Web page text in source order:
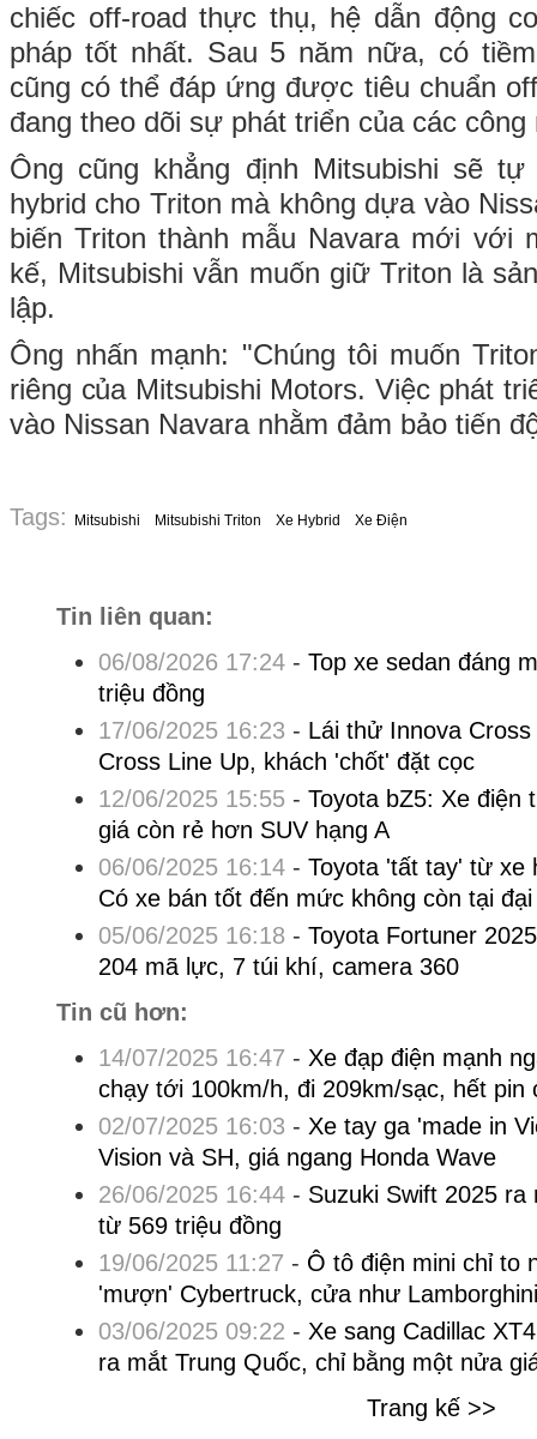
chiếc off-road thực thụ, hệ dẫn động
pháp tốt nhất. Sau 5 năm nữa, có
cũng có thể đáp ứng được tiêu chuẩn
đang theo dõi sự phát triển của các công
Ông cũng khẳng định Mitsubishi sẽ
hybrid cho Triton mà không dựa vào
biến Triton thành mẫu Navara mới với
kế, Mitsubishi vẫn muốn giữ Triton là
lập.
Ông nhấn mạnh: "Chúng tôi muốn
riêng của Mitsubishi Motors. Việc phát
vào Nissan Navara nhằm đảm bảo tiến
Tags: Mitsubishi Mitsubishi Triton Xe Hybrid Xe Điện
Tin liên quan:
06/08/2026 17:24- Top xe sedan đáng
triệu đồng
17/06/2025 16:23 - Lái thử Innova
Cross Line Up, khách 'chốt' đặt cọc
12/06/2025 15:55- Toyota bZ5: Xe điện
giá còn rẻ hơn SUV hạng A
06/06/2025 16:14- Toyota 'tất tay' từ xe
Có xe bán tốt đến mức không còn tại đại
05/06/2025 16:18 - Toyota Fortuner
204 mã lực, 7 túi khí, camera 360
Tin cũ hơn:
14/07/2025 16:47 - Xe đạp điện mạnh
chạy tới 100km/h, đi 209km/sạc, hết pin
02/07/2025 16:03 - Xe tay ga 'made in
Vision và SH, giá ngang Honda Wave
26/06/2025 16:44- Suzuki Swift 2025
từ 569 triệu đồng
19/06/2025 11:27 - Ô tô điện mini chỉ to
'mượn' Cybertruck, cửa như
03/06/2025 09:22 - Xe sang Cadillac
ra mắt Trung Quốc, chỉ bằng một nửa
Trang kế >>